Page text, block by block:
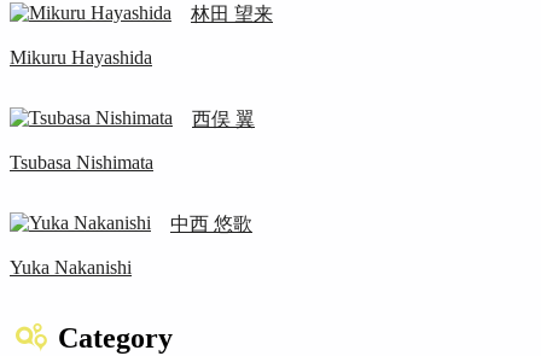
林田 望来
Mikuru Hayashida
西俣 翼
Tsubasa Nishimata
中西 悠歌
Yuka Nakanishi
Category